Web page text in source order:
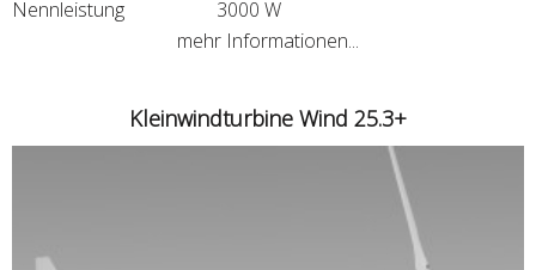
Nennleistung
3000 W
mehr Informationen...
Kleinwindturbine Wind 25.3+